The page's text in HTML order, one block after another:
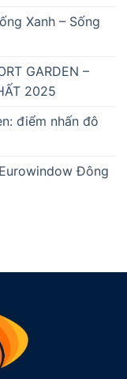
Xanh – Sống
GARDEN –
2025
điểm nhấn đô
Đông